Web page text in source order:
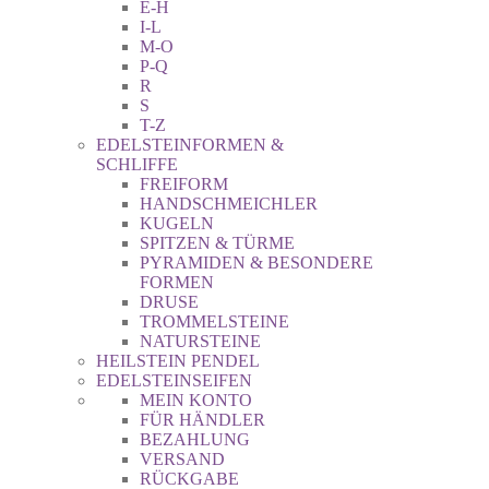
E-H
I-L
M-O
P-Q
R
S
T-Z
EDELSTEINFORMEN &
SCHLIFFE
FREIFORM
HANDSCHMEICHLER
KUGELN
SPITZEN & TÜRME
PYRAMIDEN & BESONDERE
FORMEN
DRUSE
TROMMELSTEINE
NATURSTEINE
HEILSTEIN PENDEL
EDELSTEINSEIFEN
MEIN KONTO
FÜR HÄNDLER
BEZAHLUNG
VERSAND
RÜCKGABE